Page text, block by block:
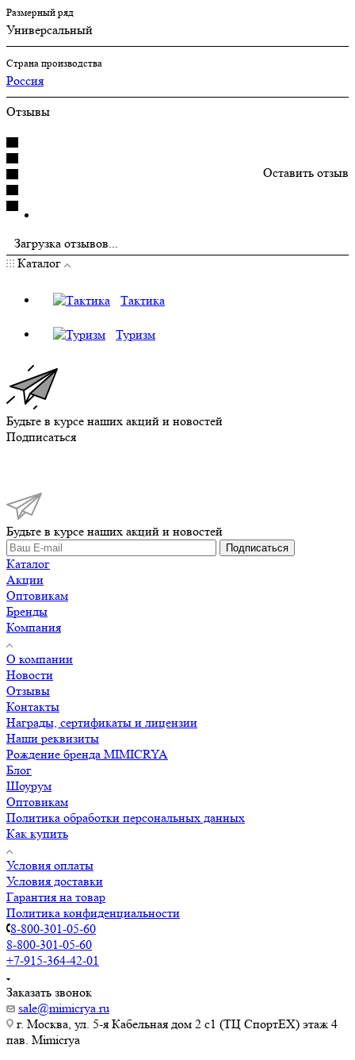
Размерный ряд
Универсальный
Страна производства
Россия
Отзывы
Оставить отзыв
Загрузка отзывов...
Каталог
Тактика
Туризм
Будьте в курсе наших акций и новостей
Подписаться
Будьте в курсе наших акций и новостей
Подписаться
Каталог
Акции
Оптовикам
Бренды
Компания
О компании
Новости
Отзывы
Контакты
Награды, сертификаты и лицензии
Наши реквизиты
Рождение бренда MIMICRYA
Блог
Шоурум
Оптовикам
Политика обработки персональных данных
Как купить
Условия оплаты
Условия доставки
Гарантия на товар
Политика конфиденциальности
8-800-301-05-60
8-800-301-05-60
+7-915-364-42-01
Заказать звонок
sale@mimicrya.ru
г. Москва, ул. 5-я Кабельная дом 2 с1 (ТЦ СпортEX) этаж 4
пав. Mimicrya